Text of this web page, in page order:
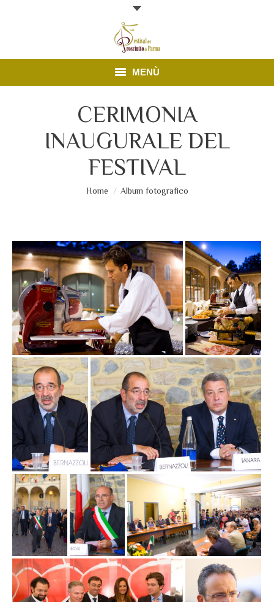
MENÙ
Edizione 2025
Finestre Aperte
Prosciutto di Parma
CERIMONIA
INAUGURALE DEL
FESTIVAL
Home Album fotografico